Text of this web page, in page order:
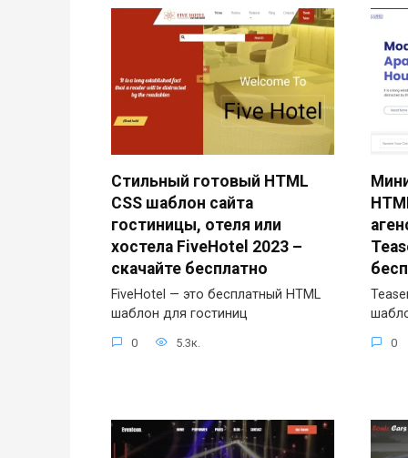
Стильный готовый HTML
CSS шаблон сайта
гостиницы, отеля или
хостела FiveHotel 2023 –
скачайте бесплатно
FiveHotel — это бесплатный HTML
шаблон для гостиниц
0 5.3к. 0